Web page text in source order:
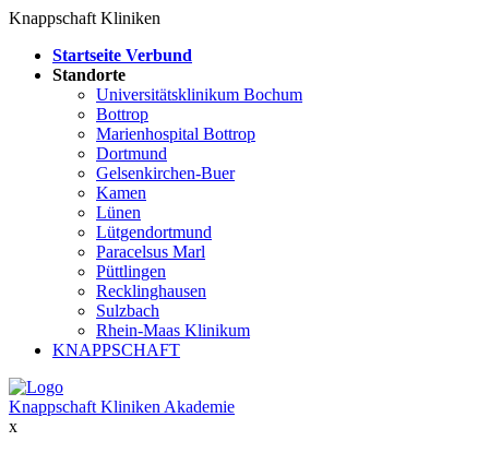
Knappschaft Kliniken
Startseite Verbund
Standorte
Universitätsklinikum Bochum
Bottrop
Marienhospital Bottrop
Dortmund
Gelsenkirchen-Buer
Kamen
Lünen
Lütgendortmund
Paracelsus Marl
Püttlingen
Recklinghausen
Sulzbach
Rhein-Maas Klinikum
KNAPPSCHAFT
Knappschaft Kliniken Akademie
x